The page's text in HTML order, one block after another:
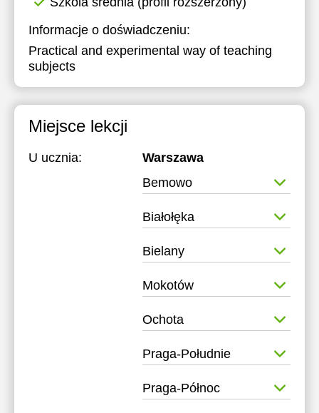
Informacje o doświadczeniu:
Practical and experimental way of teaching
subjects
Miejsce lekcji
U ucznia:
Warszawa
Bemowo
Białołęka
Bielany
Mokotów
Ochota
Praga-Południe
Praga-Północ